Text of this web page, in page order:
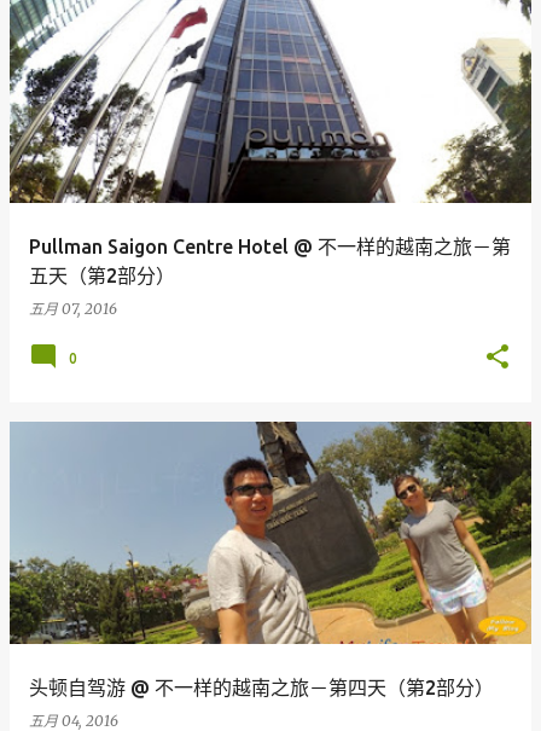
Pullman Saigon Centre Hotel @ 不一样的越南之旅－第
五天（第2部分）
五月 07, 2016
0
头顿自驾游 @ 不一样的越南之旅－第四天（第2部分）
五月 04, 2016